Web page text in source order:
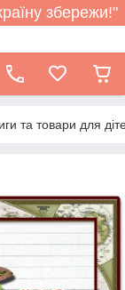
збережи!"
та товари для